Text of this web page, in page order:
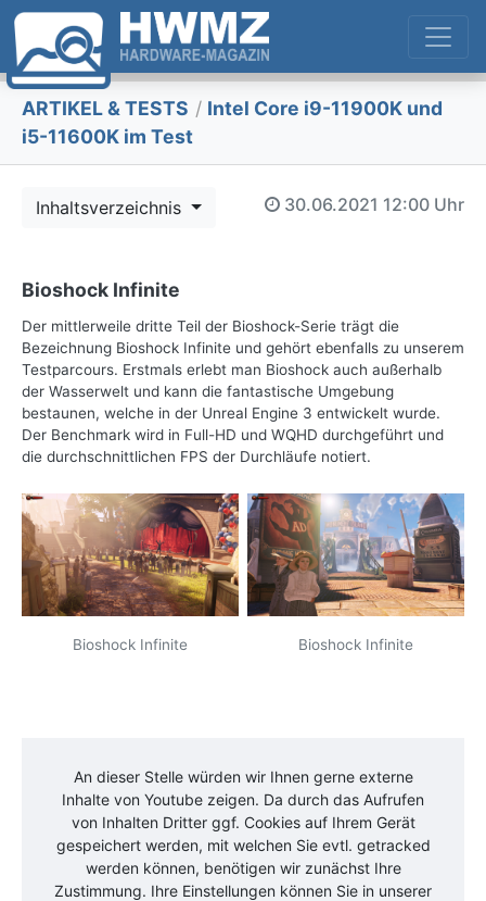
ARTIKEL & TESTS / Intel Core i9-11900K und
i5-11600K im Test
Inhaltsverzeichnis 30.06.2021 12:00 Uhr
Bioshock Infinite
Der mittlerweile dritte Teil der Bioshock-Serie trägt die
Bezeichnung Bioshock Infinite und gehört ebenfalls zu unserem
Testparcours. Erstmals erlebt man Bioshock auch außerhalb
der Wasserwelt und kann die fantastische Umgebung
bestaunen, welche in der Unreal Engine 3 entwickelt wurde.
Der Benchmark wird in Full-HD und WQHD durchgeführt und
die durchschnittlichen FPS der Durchläufe notiert.
Bioshock Infinite Bioshock Infinite
An dieser Stelle würden wir Ihnen gerne externe
Inhalte von Youtube zeigen. Da durch das Aufrufen
von Inhalten Dritter ggf. Cookies auf Ihrem Gerät
gespeichert werden, mit welchen Sie evtl. getracked
werden können, benötigen wir zunächst Ihre
Zustimmung. Ihre Einstellungen können Sie in unserer